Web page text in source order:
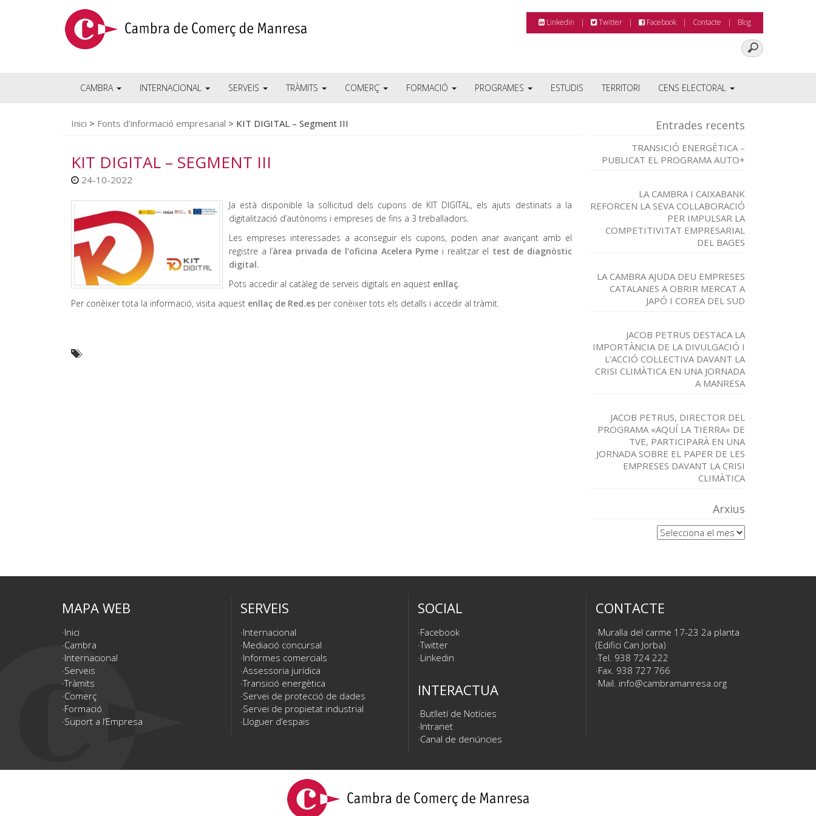
Linkedin Twitter Facebook Contacte Blog
CAMBRA INTERNACIONAL SERVEIS TRÀMITS COMERÇ FORMACIÓ PROGRAMES ESTUDIS TERRITORI CENS ELECTORAL
Inici > Fonts d'informació empresarial > KIT DIGITAL – Segment III
KIT DIGITAL – SEGMENT III
24-10-2022
Ja està disponible la sol·licitud dels cupons de KIT DIGITAL, els ajuts destinats a la
digitalització d’autònoms i empreses de fins a 3 treballadors.
Les empreses interessades a aconseguir els cupons, poden anar avançant amb el
registre a l’àrea privada de l’oficina Acelera Pyme i realitzar el test de diagnòstic
digital.
Pots accedir al catàleg de serveis digitals en aquest enllaç.
Per conèixer tota la informació, visita aquest enllaç de Red.es per conèixer tots els detalls i accedir al tràmit.
Entrades recents
TRANSICIÓ ENERGÈTICA –
PUBLICAT EL PROGRAMA AUTO+
LA CAMBRA I CAIXABANK
REFORCEN LA SEVA COL·LABORACIÓ
PER IMPULSAR LA
COMPETITIVITAT EMPRESARIAL
DEL BAGES
LA CAMBRA AJUDA DEU EMPRESES
CATALANES A OBRIR MERCAT A
JAPÓ I COREA DEL SUD
JACOB PETRUS DESTACA LA
IMPORTÀNCIA DE LA DIVULGACIÓ I
L’ACCIÓ COL·LECTIVA DAVANT LA
CRISI CLIMÀTICA EN UNA JORNADA
A MANRESA
JACOB PETRUS, DIRECTOR DEL
PROGRAMA «AQUÍ LA TIERRA» DE
TVE, PARTICIPARÀ EN UNA
JORNADA SOBRE EL PAPER DE LES
EMPRESES DAVANT LA CRISI
CLIMÀTICA
Arxius
Arxius
MAPA WEB
Inici
Cambra
Internacional
Serveis
Tràmits
Comerç
Formació
Suport a l’Empresa
SERVEIS
Internacional
Mediació concursal
Informes comercials
Assessoria jurídica
Transició energètica
Servei de protecció de dades
Servei de propietat industrial
Lloguer d’espais
SOCIAL
Facebook
Twitter
Linkedin
INTERACTUA
Butlletí de Notícies
Intranet
Canal de denúncies
CONTACTE
Muralla del carme 17-23 2a planta
(Edifici Can Jorba)
Tel. 938 724 222
Fax. 938 727 766
Mail. info@cambramanresa.org